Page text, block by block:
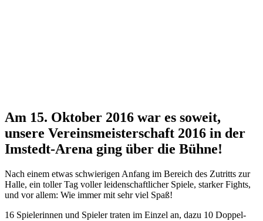
Am 15. Oktober 2016 war es soweit,
unsere Vereinsmeisterschaft 2016 in der
Imstedt-Arena ging über die Bühne!
Nach einem etwas schwierigen Anfang im Bereich des Zutritts zur
Halle, ein toller Tag voller leidenschaftlicher Spiele, starker Fights,
und vor allem: Wie immer mit sehr viel Spaß!
16 Spielerinnen und Spieler traten im Einzel an, dazu 10 Doppel-